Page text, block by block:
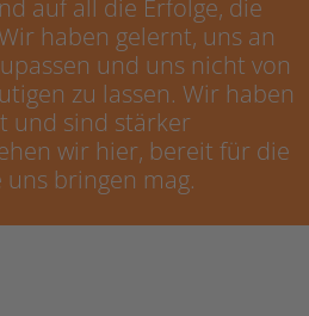
auf all die Erfolge, die
haben gelernt, uns an
und uns nicht von
zu lassen. Wir haben
und sind stärker
wir hier, bereit für die
bringen mag.